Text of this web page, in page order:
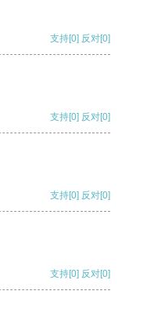
支持[0] 反对[0]
支持[0] 反对[0]
支持[0] 反对[0]
支持[0] 反对[0]